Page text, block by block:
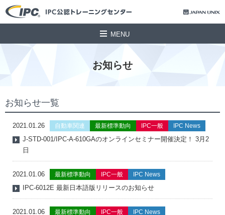
MENU
お知らせ
お知らせ一覧
2021.01.26 自動車関連 最新標準動向 IPC一般 IPC News
J-STD-001/IPC-A-610GAのオンラインセミナー開催決定！ 3月2
日
2021.01.06 最新標準動向 IPC一般 IPC News
IPC-6012E 最新日本語版リリースのお知らせ
2021.01.06 最新標準動向 IPC一般 IPC News